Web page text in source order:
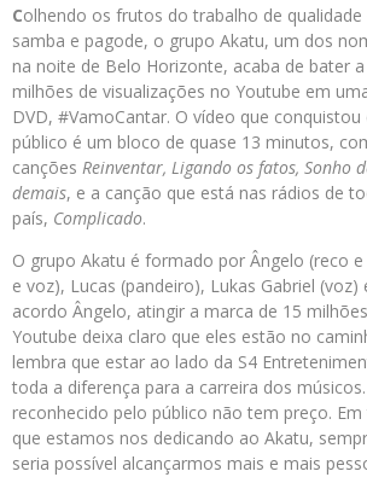
Colhendo os frutos do trabalho de
samba e pagode, o grupo Akatu, um dos
na noite de Belo Horizonte, acaba de bater
milhões de visualizações no Youtube em
DVD, #VamoCantar. O vídeo que conquistou
público é um bloco de quase 13 minutos,
canções Reinventar, Ligando os fatos, Sonho
demais, e a canção que está nas rádios de
país, Complicado.
O grupo Akatu é formado por Ângelo (reco
e voz), Lucas (pandeiro), Lukas Gabriel (voz)
acordo Ângelo, atingir a marca de 15
Youtube deixa claro que eles estão no
lembra que estar ao lado da S4
toda a diferença para a carreira dos
reconhecido pelo público não tem preço.
que estamos nos dedicando ao Akatu,
seria possível alcançarmos mais e mais